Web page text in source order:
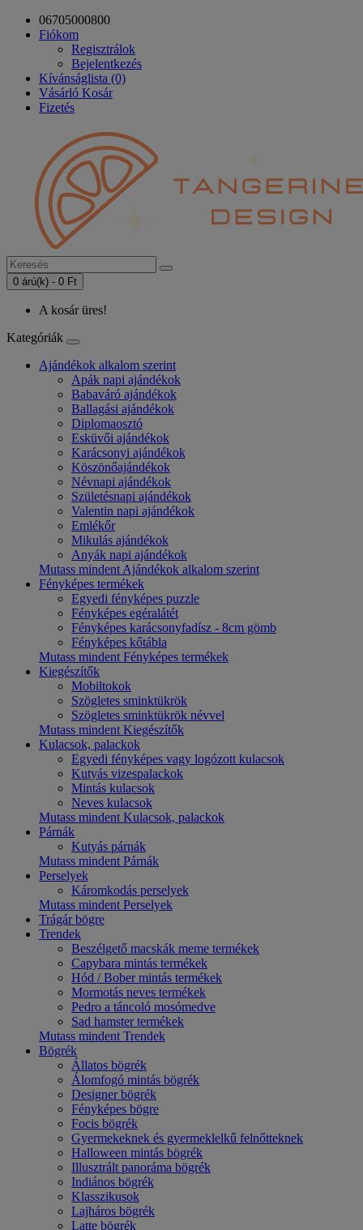
06705000800
Fiókom
Regisztrálok
Bejelentkezés
Kívánságlista (0)
Vásárló Kosár
Fizetés
0 árú(k) - 0 Ft
A kosár üres!
Kategóriák
Ajándékok alkalom szerint
Apák napi ajándékok
Babaváró ajándékok
Ballagási ajándékok
Diplomaosztó
Esküvői ajándékok
Karácsonyi ajándékok
Köszönőajándékok
Névnapi ajándékok
Születésnapi ajándékok
Valentin napi ajándékok
Emlékőr
Mikulás ajándékok
Anyák napi ajándékok
Mutass mindent Ajándékok alkalom szerint
Fényképes termékek
Egyedi fényképes puzzle
Fényképes egéralátét
Fényképes karácsonyfadísz - 8cm gömb
Fényképes kőtábla
Mutass mindent Fényképes termékek
Kiegészítők
Mobiltokok
Szögletes sminktükrök
Szögletes sminktükrök névvel
Mutass mindent Kiegészítők
Kulacsok, palackok
Egyedi fényképes vagy logózott kulacsok
Kutyás vizespalackok
Mintás kulacsok
Neves kulacsok
Mutass mindent Kulacsok, palackok
Párnák
Kutyás párnák
Mutass mindent Párnák
Perselyek
Káromkodás perselyek
Mutass mindent Perselyek
Trágár bögre
Trendek
Beszélgető macskák meme termékek
Capybara mintás termékek
Hód / Bober mintás termékek
Mormotás neves termékek
Pedro a táncoló mosómedve
Sad hamster termékek
Mutass mindent Trendek
Bögrék
Állatos bögrék
Álomfogó mintás bögrék
Designer bögrék
Fényképes bögre
Focis bögrék
Gyermekeknek és gyermeklelkű felnőtteknek
Halloween mintás bögrék
Illusztrált panoráma bögrék
Indiános bögrék
Klasszikusok
Lajháros bögrék
Latte bögrék